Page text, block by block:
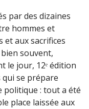
par des dizaines
hommes et
et aux sacrifices
souvent,
le jour, 12ᵉ édition
qui se prépare
politique : tout a été
place laissée aux